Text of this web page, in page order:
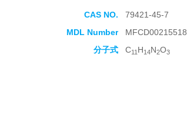
CAS NO.
79421-45-7
MDL Number
MFCD00215518
分子式 C11 H14N2O3